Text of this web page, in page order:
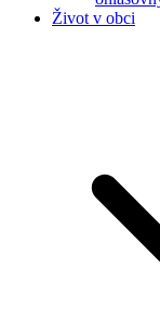
Život v obci